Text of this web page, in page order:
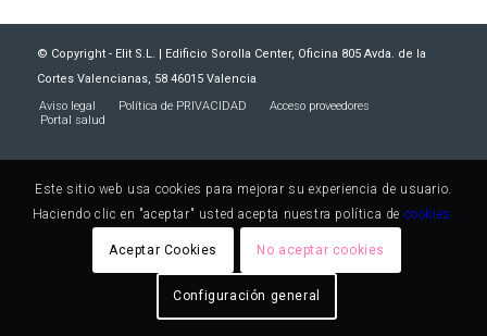
© Copyright - Elit S.L. | Edificio Sorolla Center, Oficina 805 Avda. de la
Cortes Valencianas, 58 46015 Valencia
Aviso legal
Política de PRIVACIDAD
Acceso proveedores
Portal salud
Este sitio web usa cookies para mejorar su experiencia de usuario.
Haciendo clic en "aceptar" usted acepta nuestra política de cookies.
Aceptar Cookies No aceptar cookies
Configuración general